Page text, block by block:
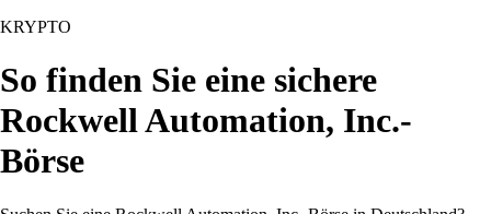
KRYPTO
So finden Sie eine sichere
Rockwell Automation, Inc.-
Börse